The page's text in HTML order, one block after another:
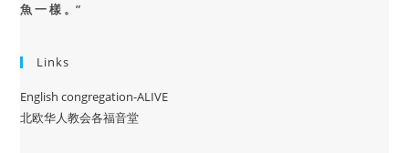
魚 一 樣 。”
Links
English congregation-ALIVE
北欧华人教会各福音堂